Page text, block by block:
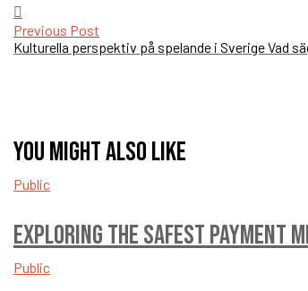
Post
navigation
Previous Post
Kulturella perspektiv på spelande i Sverige Vad
You might also like
Public
Exploring the safest payment
Public